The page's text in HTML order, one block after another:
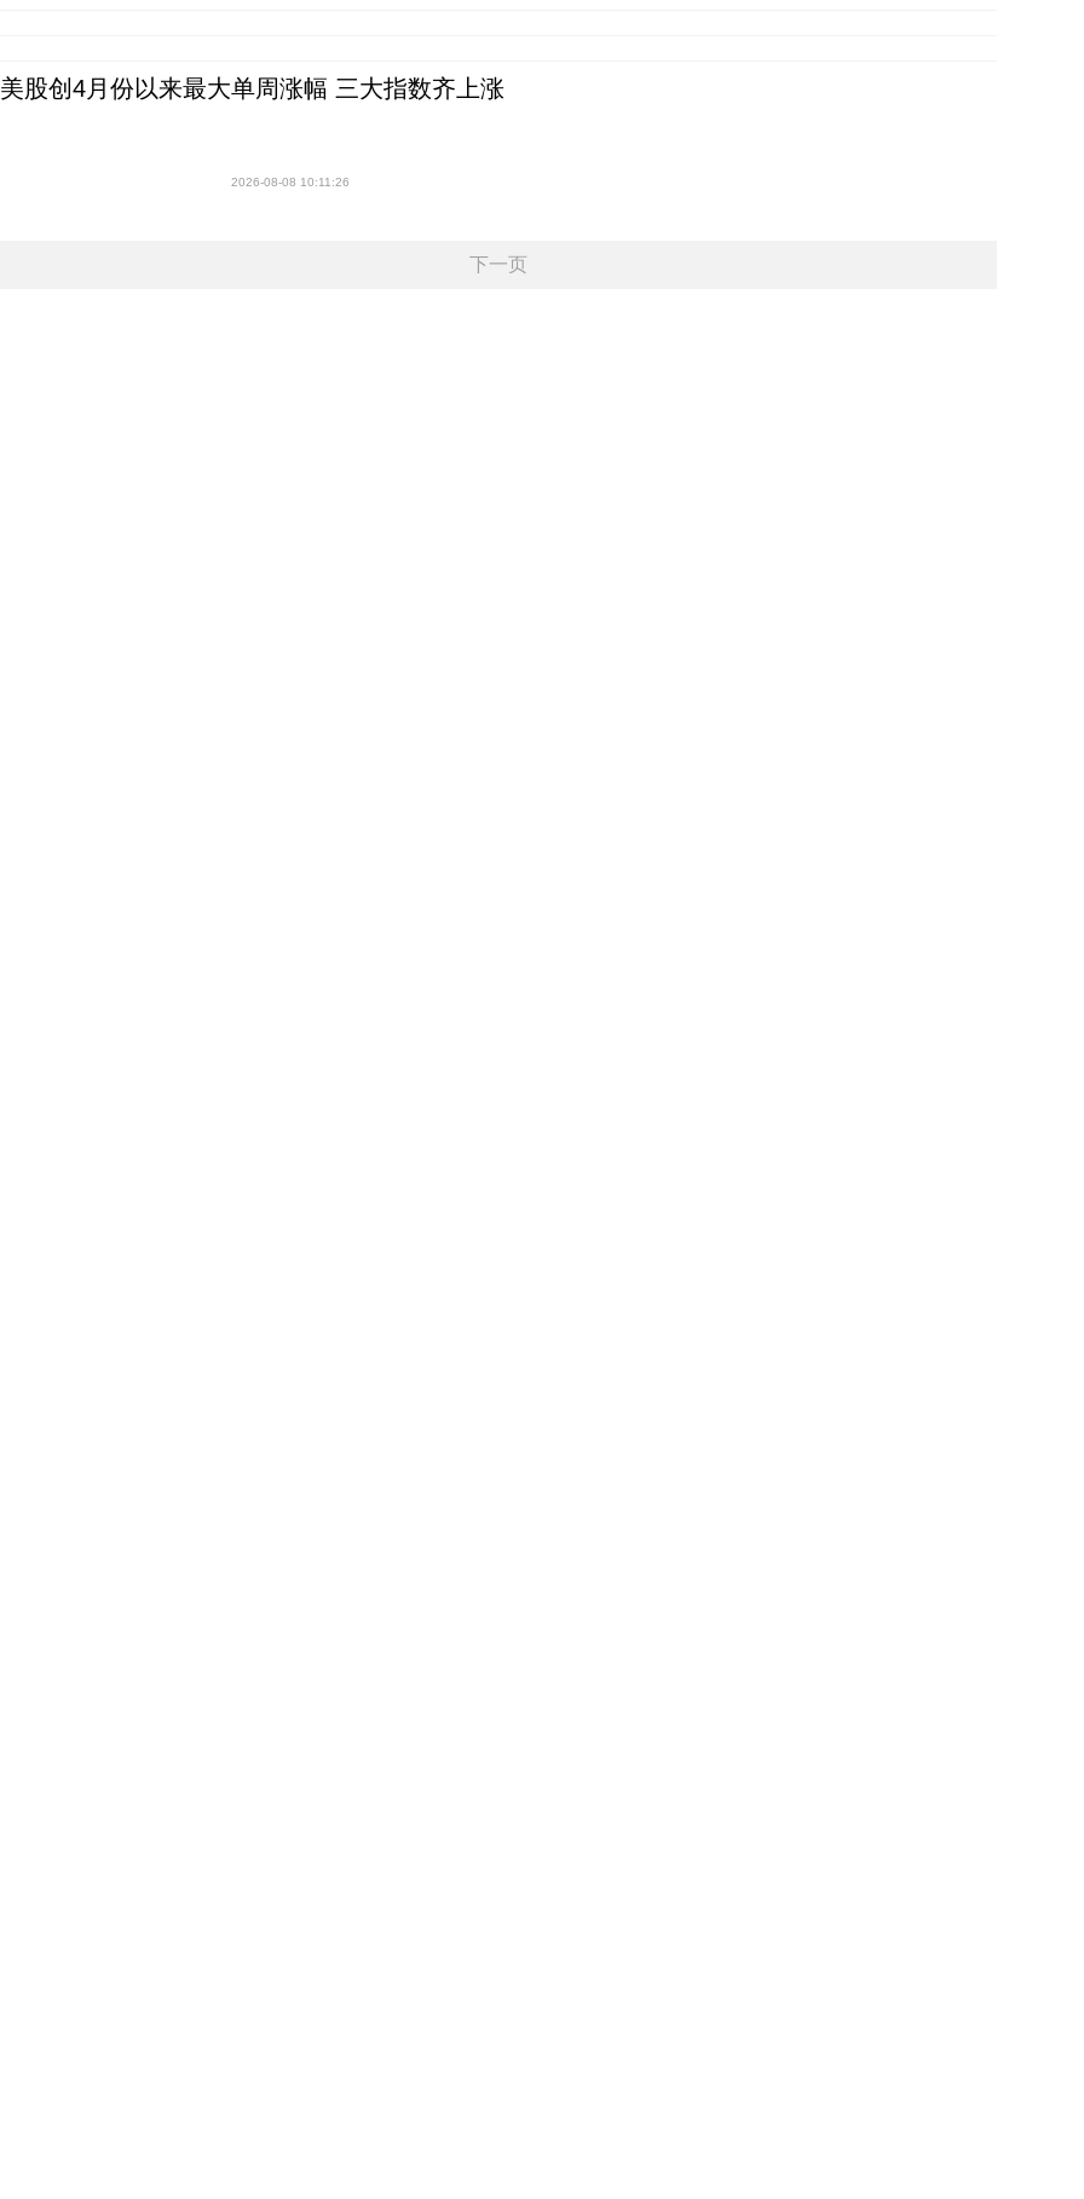
美股创4月份以来最大单周涨幅 三大指数齐上涨
2026-08-08 10:11:26
下一页